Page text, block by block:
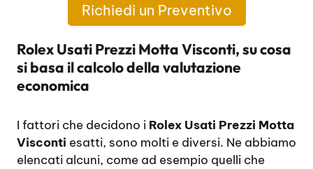
Richiedi un Preventivo
Rolex Usati Prezzi Motta Visconti, su cosa
si basa il calcolo della valutazione
economica
I fattori che decidono i Rolex Usati Prezzi Motta
Visconti esatti, sono molti e diversi. Ne abbiamo
elencati alcuni, come ad esempio quelli che